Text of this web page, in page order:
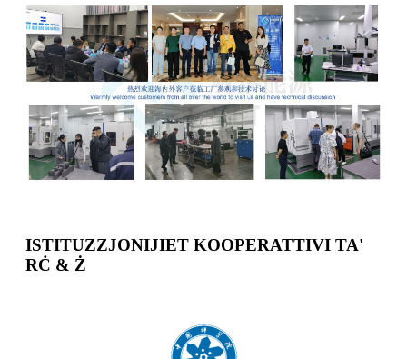
ISTITUZZJONIJIET KOOPERATTIVI TA'
RĊ & Ż